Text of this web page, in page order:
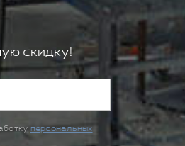
скидку!
персональных